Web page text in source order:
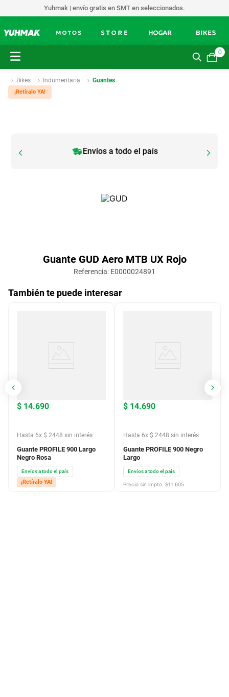
Yuhmak | envío gratis en SMT en seleccionados.
0
Bikes Indumentaria Guantes
¡Retíralo YA!
Envíos a todo el país
Guante GUD Aero MTB UX Rojo
Referencia: E0000024891
También te puede interesar
$ 14.690
Hasta 6x $ 2448 sin interés
Guante PROFILE 900 Largo
Negro Rosa
Envíos a todo el país
¡Retíralo YA!
$ 14.690
Hasta 6x $ 2448 sin interés
Guante PROFILE 900 Negro
Largo
Envíos a todo el país
¡Retíralo YA!